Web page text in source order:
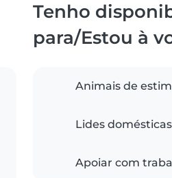
Tenho
para/Estou à
Animais de
Lides domésticas
Apoiar com